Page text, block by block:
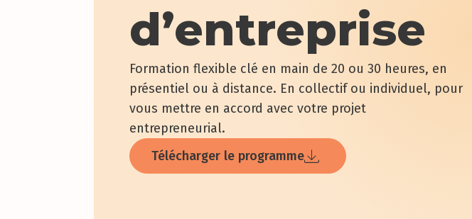
d’entreprise
Formation flexible clé en main de 20 ou 30 heures, en
présentiel ou à distance. En collectif ou individuel, pour
vous mettre en accord avec votre projet
entrepreneurial.
Télécharger le programme